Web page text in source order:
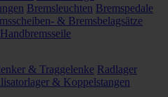
Bremsleuchten Bremspedale
& Bremsbelagsätze
Handbremsseile
& Traggelenke Radlager
& Koppelstangen